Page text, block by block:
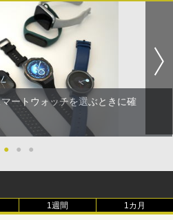
ートウォッチを選ぶときに確
● ● ●
1週間 1カ月